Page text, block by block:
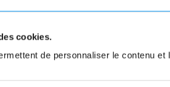
cookies.
de personnaliser le contenu